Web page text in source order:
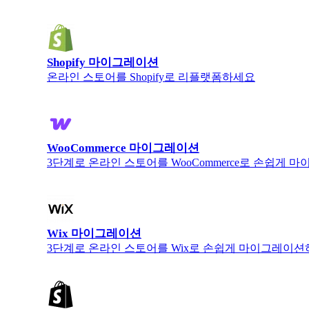
Shopify 마이그레이션
온라인 스토어를 Shopify로 리플랫폼하세요
WooCommerce 마이그레이션
3단계로 온라인 스토어를 WooCommerce로 손쉽게 마
Wix 마이그레이션
3단계로 온라인 스토어를 Wix로 손쉽게 마이그레이션